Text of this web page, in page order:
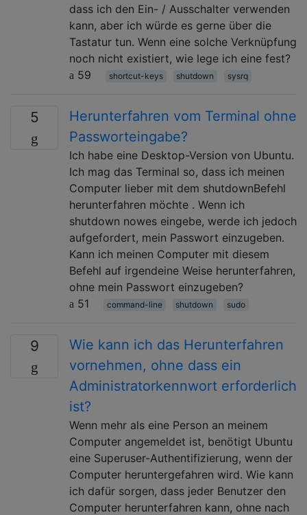
dass ich den Ein- / Ausschalter verwenden
kann, aber ich würde es gerne über die
Tastatur tun. Wenn eine solche Verknüpfung
noch nicht existiert, wie lege ich eine fest?
59
shortcut-keys shutdown sysrq
5
Herunterfahren vom Terminal ohne
Passworteingabe?
Ich habe eine Desktop-Version von Ubuntu.
Ich mag das Terminal so, dass ich meinen
Computer lieber mit dem shutdownBefehl
herunterfahren möchte . Wenn ich
shutdown nowes eingebe, werde ich jedoch
aufgefordert, mein Passwort einzugeben.
Kann ich meinen Computer mit diesem
Befehl auf irgendeine Weise herunterfahren,
ohne mein Passwort einzugeben?
51
command-line shutdown sudo
9
Wie kann ich das Herunterfahren
vornehmen, ohne dass ein
Administratorkennwort erforderlich
ist?
Wenn mehr als eine Person an meinem
Computer angemeldet ist, benötigt Ubuntu
eine Superuser-Authentifizierung, wenn der
Computer heruntergefahren wird. Wie kann
ich dafür sorgen, dass jeder Benutzer den
Computer herunterfahren kann, ohne nach